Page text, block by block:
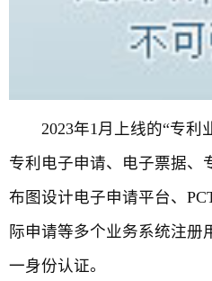
2023年1月上线的“专利
专利电子申请、电子票据、
布图设计电子申请平台、
际申请等多个业务系统注册
一身份认证。